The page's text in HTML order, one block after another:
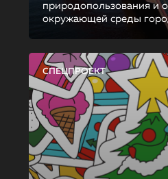
природопользования и
окружающей среды
СПЕЦПРОЕКТ